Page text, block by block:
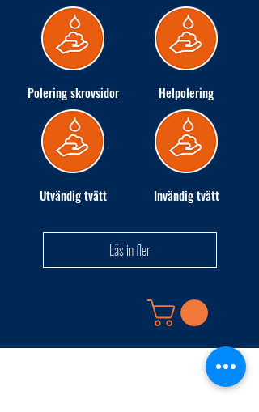
Polering skrovsidor Helpolering
Utvändig tvätt Invändig tvätt
Läs in fler